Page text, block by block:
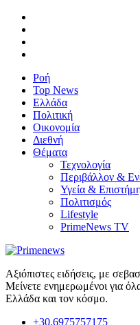
Ροή
Top News
Ελλάδα
Πολιτική
Οικονομία
Διεθνή
Θέματα
Τεχνολογία
Περιβάλλον &
Υγεία &
Πολιτισμός
Lifestyle
PrimeNews TV
Αξιόπιστες ειδήσεις, με
Μείνετε ενημερωμένοι για
Ελλάδα και τον κόσμο.
+30.6975757175